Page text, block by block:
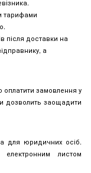
тарифами
після доставки на
а
оплатити замовлення у
дозволить заощадити
для юридичних осіб.
листом